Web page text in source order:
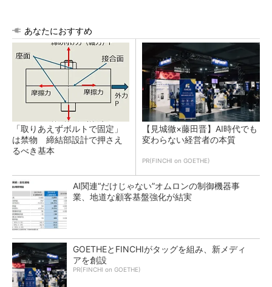
あなたにおすすめ
「取りあえずボルトで固定」
は禁物 締結部設計で押さえ
るべき基本
【見城徹×藤田晋】AI時代でも
変わらない経営者の本質
PR(FINCHI on GOETHE)
AI関連“だけじゃない”オムロンの制御機器事
業、地道な顧客基盤強化が結実
GOETHEとFINCHIがタッグを組み、新メディ
アを創設
PR(FINCHI on GOETHE)